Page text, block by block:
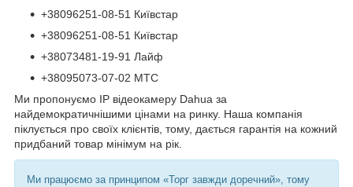
+38096251-08-51 Київстар
+38096251-08-51 Київстар
+38073481-19-91 Лайф
+38095073-07-02 МТС
Ми пропонуємо IP відеокамеру Dahua за
найдемократичнішими цінами на ринку. Наша компанія
піклується про своїх клієнтів, тому, дається гарантія на кожний
придбаний товар мінімум на рік.
Ми працюємо за принципом «Торг завжди доречний», тому